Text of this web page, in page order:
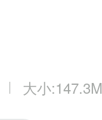
大小:147.3M